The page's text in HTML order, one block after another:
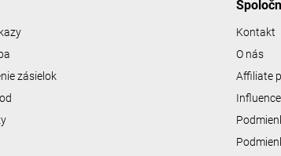
zásielok
Kontakt
O nás
Affiliate